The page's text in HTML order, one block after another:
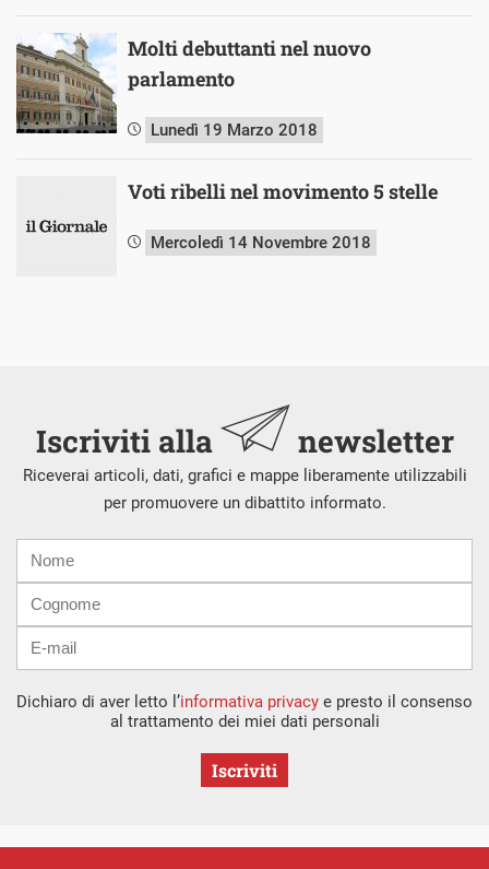
Molti debuttanti nel nuovo
parlamento
Lunedì 19 Marzo 2018
Voti ribelli nel movimento 5 stelle
Mercoledì 14 Novembre 2018
Iscriviti alla newsletter
Riceverai articoli, dati, grafici e mappe liberamente utilizzabili
per promuovere un dibattito informato.
mail
Dichiaro di aver letto l’informativa privacy e presto il consenso
al trattamento dei miei dati personali
Iscriviti